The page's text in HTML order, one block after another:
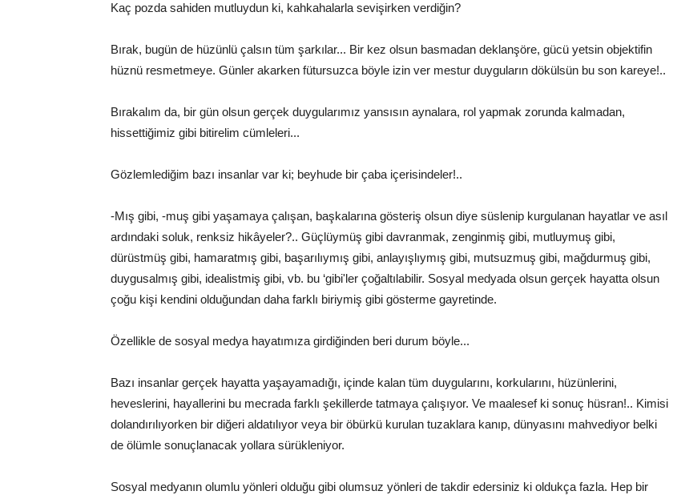
Kaç pozda sahiden mutluydun ki, kahkahalarla sevişirken verdiğin?
Bırak, bugün de hüzünlü çalsın tüm şarkılar... Bir kez olsun basmadan deklanşöre, gücü yetsin objektifin
hüznü resmetmeye. Günler akarken fütursuzca böyle izin ver mestur duyguların dökülsün bu son kareye!..
Bırakalım da, bir gün olsun gerçek duygularımız yansısın aynalara, rol yapmak zorunda kalmadan,
hissettiğimiz gibi bitirelim cümleleri...
Gözlemlediğim bazı insanlar var ki; beyhude bir çaba içerisindeler!..
-Mış gibi, -muş gibi yaşamaya çalışan, başkalarına gösteriş olsun diye süslenip kurgulanan hayatlar ve asıl
ardındaki soluk, renksiz hikâyeler?.. Güçlüymüş gibi davranmak, zenginmiş gibi, mutluymuş gibi,
dürüstmüş gibi, hamaratmış gibi, başarılıymış gibi, anlayışlıymış gibi, mutsuzmuş gibi, mağdurmuş gibi,
duygusalmış gibi, idealistmiş gibi, vb. bu ‘gibi'ler çoğaltılabilir. Sosyal medyada olsun gerçek hayatta olsun
çoğu kişi kendini olduğundan daha farklı biriymiş gibi gösterme gayretinde.
Özellikle de sosyal medya hayatımıza girdiğinden beri durum böyle...
Bazı insanlar gerçek hayatta yaşayamadığı, içinde kalan tüm duygularını, korkularını, hüzünlerini,
heveslerini, hayallerini bu mecrada farklı şekillerde tatmaya çalışıyor. Ve maalesef ki sonuç hüsran!.. Kimisi
dolandırılıyorken bir diğeri aldatılıyor veya bir öbürkü kurulan tuzaklara kanıp, dünyasını mahvediyor belki
de ölümle sonuçlanacak yollara sürükleniyor.
Sosyal medyanın olumlu yönleri olduğu gibi olumsuz yönleri de takdir edersiniz ki oldukça fazla. Hep bir